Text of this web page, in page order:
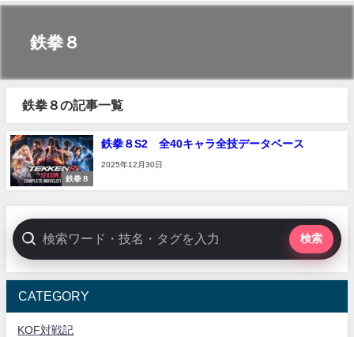
鉄拳８
鉄拳８の記事一覧
鉄拳８
鉄拳８S2 全40キャラ全技データベース
2025年12月30日
検索
CATEGORY
KOF対戦記